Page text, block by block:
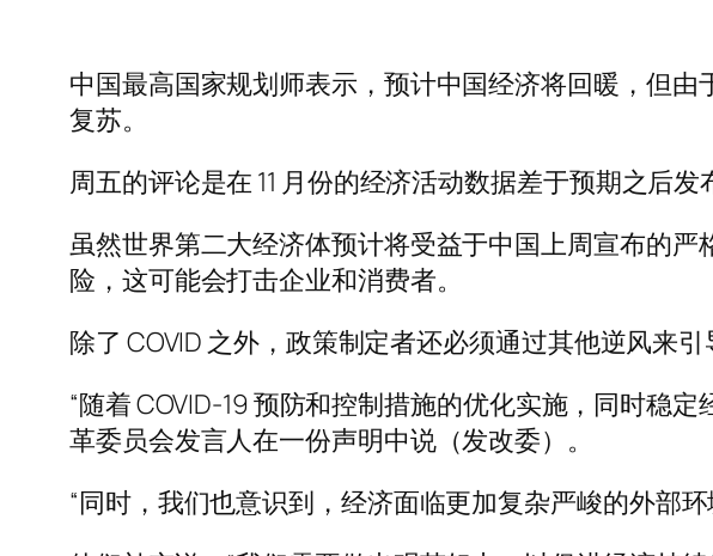
中国最高国家规划师表示，预计中国经济将回暖，但
复苏。
周五的评论是在 11 月份的经济活动数据差于预期之后发
虽然世界第二大经济体预计将受益于中国上周宣布的严
险，这可能会打击企业和消费者。
除了 COVID 之外，政策制定者还必须通过其他逆风来
“随着 COVID-19 预防和控制措施的优化实施，同时稳
革委员会发言人在一份声明中说（发改委）。
“同时，我们也意识到，经济面临更加复杂严峻的外部